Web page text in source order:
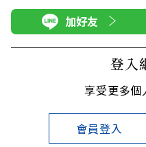
加好友
登入
享受更多個
會員登入